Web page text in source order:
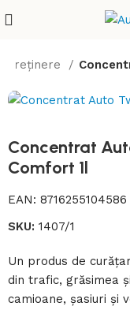
Concentrat
Comfort 1l
EAN:8716255104586
SKU:1407/1
Un produs de
din trafic, grăsimea
camioane, șasiuri și